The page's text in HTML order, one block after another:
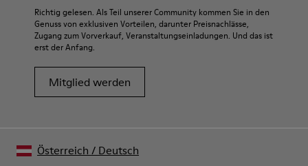
Richtig gelesen. Als Teil unserer Community kommen Sie in den
Genuss von exklusiven Vorteilen, darunter Preisnachlässe,
Zugang zum Vorverkauf, Veranstaltungseinladungen. Und das ist
erst der Anfang.
Mitglied werden
Österreich / Deutsch